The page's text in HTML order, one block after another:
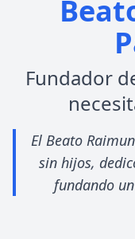
Fundador
El Beato
sin hijos,
fundando